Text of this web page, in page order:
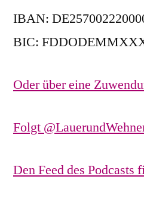
IBAN:
BIC:
Oder über eine
Folgt
Den Feed des Podcasts